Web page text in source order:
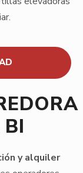
y alquiler